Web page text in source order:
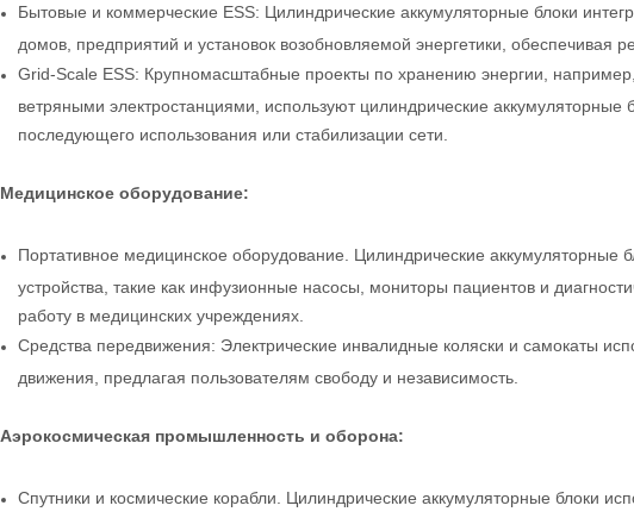
Бытовые и коммерческие ESS: Цилиндрические аккумуляторные блоки
домов, предприятий и установок возобновляемой энергетики, обеспечивая
Grid-Scale ESS: Крупномасштабные проекты по хранению энергии,
ветряными электростанциями, используют цилиндрические аккумуляторные
последующего использования или стабилизации сети.
Медицинское оборудование:
Портативное медицинское оборудование. Цилиндрические аккумуляторные
устройства, такие как инфузионные насосы, мониторы пациентов и
работу в медицинских учреждениях.
Средства передвижения: Электрические инвалидные коляски и самокаты
движения, предлагая пользователям свободу и независимость.
Аэрокосмическая промышленность и оборона:
Спутники и космические корабли. Цилиндрические аккумуляторные блоки